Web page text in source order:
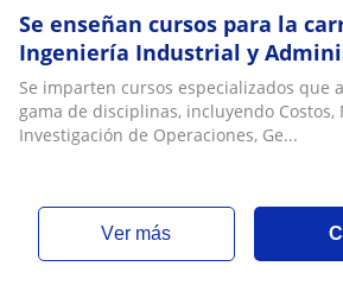
Se enseñan cursos para la
Ingeniería Industrial y
Se imparten cursos especializados que
gama de disciplinas, incluyendo Costos,
Investigación de Operaciones, Ge...
ver más